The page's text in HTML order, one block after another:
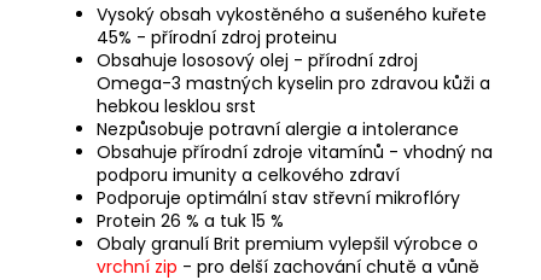
Vysoký obsah vykostěného a sušeného kuřete
45% - přírodní zdroj proteinu
Obsahuje lososový olej - přírodní zdroj
Omega-3 mastných kyselin pro zdravou kůži a
hebkou lesklou srst
Nezpůsobuje potravní alergie a intolerance
Obsahuje přírodní zdroje vitamínů - vhodný na
podporu imunity a celkového zdraví
Podporuje optimální stav střevní mikroflóry
Protein 26 % a tuk 15 %
Obaly granulí Brit premium vylepšil výrobce o
vrchní zip - pro delší zachování chutě a vůně